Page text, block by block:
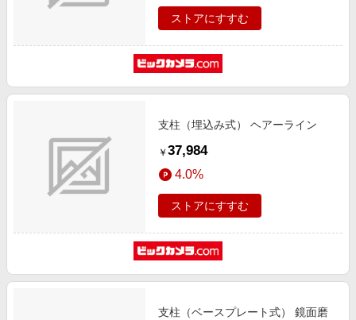
ストアにすすむ
支柱（埋込み式） ヘアーライン
￥ 37,984
4.0%
ストアにすすむ
支柱（ベースプレート式） 鏡面磨